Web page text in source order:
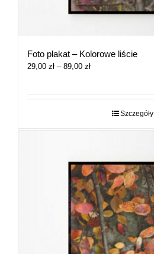
Foto plakat – Kolorowe liście
29,00 zł – 89,00 złZakres
29,00 zł
Szczegóły